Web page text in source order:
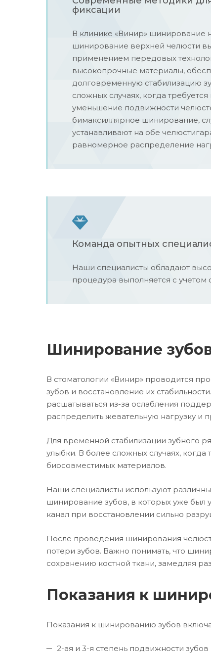
фиксации
В клинике «Винир» шинирование
шинирование верхней челюсти
применением передовых
высокопрочные материалы,
долговременную стабилизацию
сложных случаях, когда
уменьшение подвижности
бимаксиллярное шинирование,
устанавливают на обе
равномерное распределение
Команда опытных
Наши специалисты обладают
процедура выполняется с учетом
Шинирование
В стоматологии «Винир» проводится
зубов и восстановление их
расшатываться из-за ослабления
распределить жевательную нагрузку и
Для временной стабилизации зубного
улыбки. В более сложных случаях,
биосовместимых материалов.
Наши специалисты используют
шинирование зубов, в которых уже был
канал при восстановлении сильно
После проведения шинирования
потери зубов. Важно понимать, что
сохранению костной ткани, замедляя
Показания к
Показания к шинированию зубов
2-ая и 3-я степень подвижности зубов